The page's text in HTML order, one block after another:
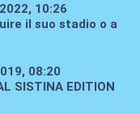
10:26
il suo stadio o a
08:20
SISTINA EDITION